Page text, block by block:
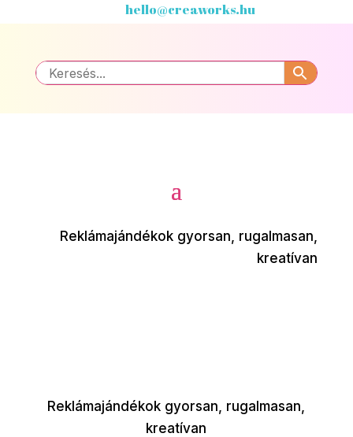
hello@creaworks.hu
Reklámajándékok gyorsan, rugalmasan,
kreatívan
Reklámajándékok gyorsan, rugalmasan,
kreatívan